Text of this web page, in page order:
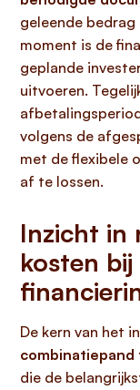
geleende
moment is de
geplande
uitvoeren.
volgens de
met de flexibele
af te lossen.
Inzicht in
kosten
De kern van het
combinatiepand
die de